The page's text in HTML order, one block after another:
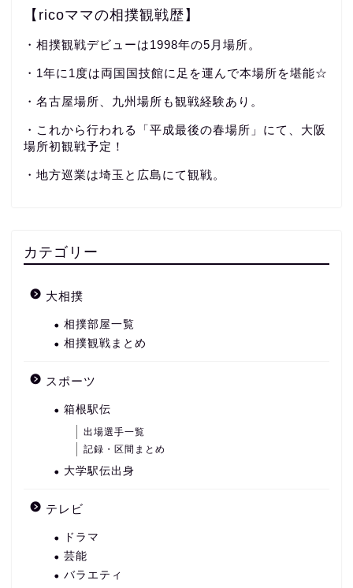
【ricoママの相撲観戦歴】
・相撲観戦デビューは1998年の5月場所。
・1年に1度は両国国技館に足を運んで本場所を堪能☆
・名古屋場所、九州場所も観戦経験あり。
・これから行われる「平成最後の春場所」にて、大阪
場所初観戦予定！
・地方巡業は埼玉と広島にて観戦。
カテゴリー
大相撲
相撲部屋一覧
相撲観戦まとめ
スポーツ
箱根駅伝
出場選手一覧
記録・区間まとめ
大学駅伝出身
テレビ
ドラマ
芸能
バラエティ